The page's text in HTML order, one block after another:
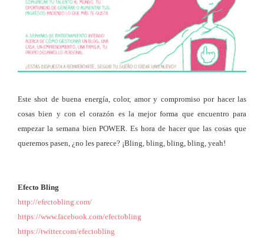
Este shot de buena energía, color, amor y compromiso por hacer las
cosas bien y con el corazón es la mejor forma que encuentro para
empezar la semana bien POWER. Es hora de hacer que las cosas que
queremos pasen, ¿no les parece? ¡Bling, bling, bling, bling, yeah!
Efecto Bling
http://efectobling.com/
https://www.facebook.com/efectobling
https://twitter.com/efectobling